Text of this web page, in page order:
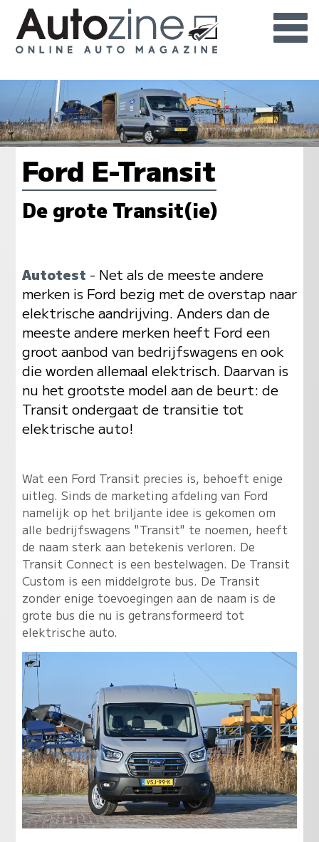
Ford E-Transit
De grote Transit(ie)
Autotest - Net als de meeste andere
merken is Ford bezig met de overstap naar
elektrische aandrijving. Anders dan de
meeste andere merken heeft Ford een
groot aanbod van bedrijfswagens en ook
die worden allemaal elektrisch. Daarvan is
nu het grootste model aan de beurt: de
Transit ondergaat de transitie tot
elektrische auto!
Wat een Ford Transit precies is, behoeft enige
uitleg. Sinds de marketing afdeling van Ford
namelijk op het briljante idee is gekomen om
alle bedrijfswagens "Transit" te noemen, heeft
de naam sterk aan betekenis verloren. De
Transit Connect is een bestelwagen. De Transit
Custom is een middelgrote bus. De Transit
zonder enige toevoegingen aan de naam is de
grote bus die nu is getransformeerd tot
elektrische auto.